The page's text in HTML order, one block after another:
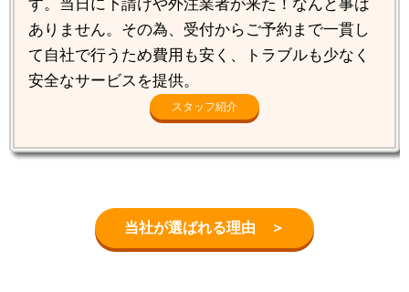
す。当日に下請けや外注業者が来た！なんと事は
ありません。その為、受付からご予約まで一貫し
て自社で行うため費用も安く、トラブルも少なく
安全なサービスを提供。
スタッフ紹介
当社が選ばれる理由 ＞